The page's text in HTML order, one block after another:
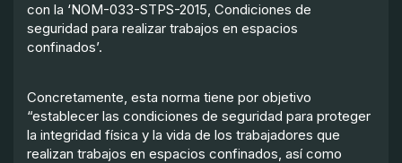
con la ‘NOM-033-STPS-2015, Condiciones de
seguridad para realizar trabajos en espacios
confinados’.
Concretamente, esta norma tiene por objetivo
“establecer las condiciones de seguridad para proteger
la integridad física y la vida de los trabajadores que
realizan trabajos en espacios confinados, así como